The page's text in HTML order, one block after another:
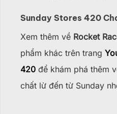
Sunday Stores 420
Xem thêm về Rocket
phẩm khác trên trang
420 để khám phá thêm
chất lừ đến từ Sunday